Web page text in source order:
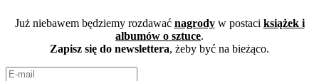
Już niebawem będziemy rozdawać nagrodyw postaci książek i
albumów o sztuce.
Zapisz się do newslettera, żeby być na bieżąco.